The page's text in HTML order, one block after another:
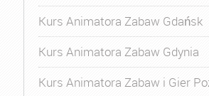
Kurs Animatora Zabaw Gdańsk
Kurs Animatora Zabaw Gdynia
Kurs Animatora Zabaw i Gier